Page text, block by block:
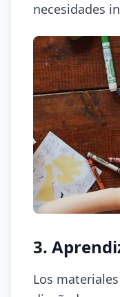
necesidades
3.
Los